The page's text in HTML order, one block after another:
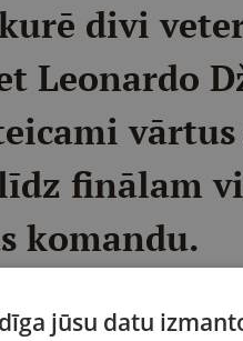
divi
Leonardo
finālam
komandu.
aizvadīja desmit
tomēr pēdējā cīņā
jūsu datu